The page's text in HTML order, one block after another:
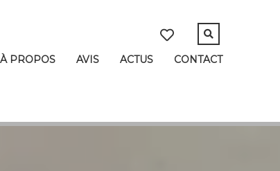
À PROPOS AVIS ACTUS CONTACT